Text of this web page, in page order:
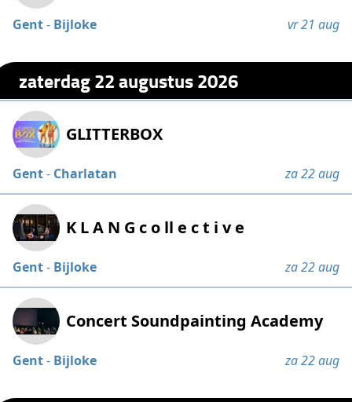
Gent- Bijloke vr 21 aug
zaterdag 22 augustus 2026
GLITTERBOX
Gent- Charlatan za 22 aug
K L A N G c o ll e c t i v e
Gent- Bijloke za 22 aug
Concert Soundpainting Academy
Gent- Bijloke za 22 aug